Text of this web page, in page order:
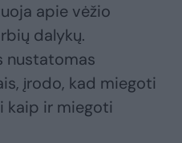
apie vėžio
dalykų.
nustatomas
įrodo, kad miegoti
kaip ir miegoti